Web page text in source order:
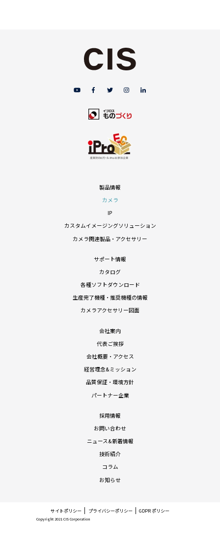
製品情報
カメラ
IP
カスタムイメージングソリューション
カメラ関連製品・アクセサリー
サポート情報
カタログ
各種ソフトダウンロード
生産完了機種・推奨機種の情報
カメラアクセサリー図面
会社案内
代表ご挨拶
会社概要・アクセス
経営理念&ミッション
品質保証・環境方針
パートナー企業
採用情報
お問い合わせ
ニュース&新着情報
技術紹介
コラム
お知らせ
Copyright 2021 CIS Corporation
サイトポリシー プライバシーポリシー GDPR ポリシー